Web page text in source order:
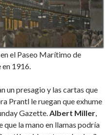
el Paseo Marítimo de
1916.
un presagio y las cartas que
Prantl le ruegan que exhume
Gazette.Albert Miller,
la mano en llamas podría